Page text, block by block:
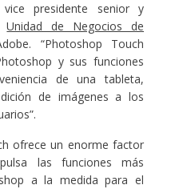
presidente senior y
Unidad de Negocios de
“Photoshop Touch
y sus funciones
de una tableta,
de imágenes a los
ofrece un enorme factor
las funciones más
a la medida para el